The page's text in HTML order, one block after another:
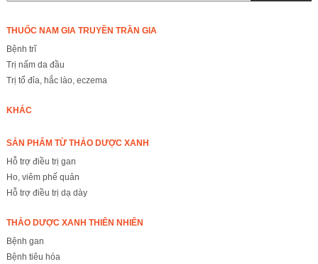
THUỐC NAM GIA TRUYỀN TRẦN GIA
Bệnh trĩ
Trị nấm da đầu
Trị tổ đỉa, hắc lào, eczema
KHÁC
SẢN PHẨM TỪ THẢO DƯỢC XANH
Hỗ trợ điều trị gan
Ho, viêm phế quản
Hỗ trợ điều trị dạ dày
THẢO DƯỢC XANH THIÊN NHIÊN
Bệnh gan
Bệnh tiêu hóa